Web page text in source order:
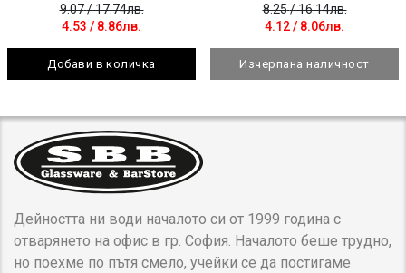
9.07/ 17.74лв.
4.53 / 8.86лв.
Добави в количка
8.25/ 16.14лв.
4.12/ 8.06лв.
Изчерпана наличност
Дейността ни води началото си от 1999 година с
отварянето на офис в гр. София. Началото беше трудно,
но поехме по пътя смело, учейки се да постигаме